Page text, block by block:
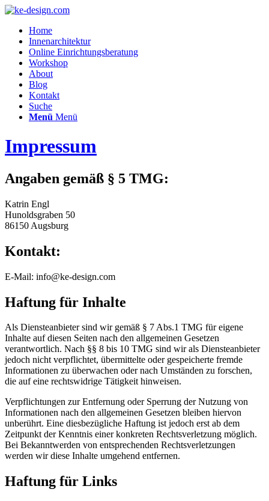
Home
Innenarchitektur
Online Einrichtungsberatung
Workshop
About
Blog
Kontakt
Suche
Menü Menü
Impressum
Angaben gemäß § 5 TMG:
Katrin Engl
Hunoldsgraben 50
86150 Augsburg
Kontakt:
E-Mail: info@ke-design.com
Haftung für Inhalte
Als Diensteanbieter sind wir gemäß § 7 Abs.1 TMG für eigene
Inhalte auf diesen Seiten nach den allgemeinen Gesetzen
verantwortlich. Nach §§ 8 bis 10 TMG sind wir als Diensteanbieter
jedoch nicht verpflichtet, übermittelte oder gespeicherte fremde
Informationen zu überwachen oder nach Umständen zu forschen,
die auf eine rechtswidrige Tätigkeit hinweisen.
Verpflichtungen zur Entfernung oder Sperrung der Nutzung von
Informationen nach den allgemeinen Gesetzen bleiben hiervon
unberührt. Eine diesbezügliche Haftung ist jedoch erst ab dem
Zeitpunkt der Kenntnis einer konkreten Rechtsverletzung möglich.
Bei Bekanntwerden von entsprechenden Rechtsverletzungen
werden wir diese Inhalte umgehend entfernen.
Haftung für Links